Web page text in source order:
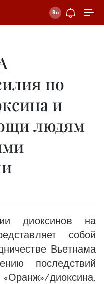
по
и
людям
диоксинов на
собой
Вьетнама
последствий
диоксина,